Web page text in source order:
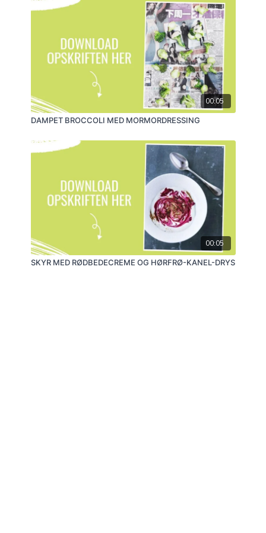
00:05
DAMPET BROCCOLI MED MORMORDRESSING
00:05
SKYR MED RØDBEDECREME OG HØRFRØ-KANEL-DRYS